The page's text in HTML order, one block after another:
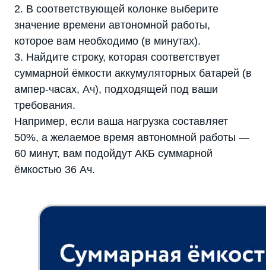
2. В соответствующей колонке выберите
значение времени автономной работы,
которое вам необходимо (в минутах).
3. Найдите строку, которая соответствует
суммарной ёмкости аккумуляторных батарей (в
ампер-часах, Ач), подходящей под ваши
требования.
Например, если ваша нагрузка составляет
50%, а желаемое время автономной работы —
60 минут, вам подойдут АКБ суммарной
ёмкостью 36 Ач.